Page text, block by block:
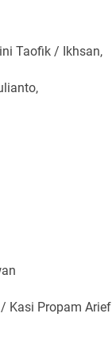
Taofik / Ikhsan,
Kasi Propam